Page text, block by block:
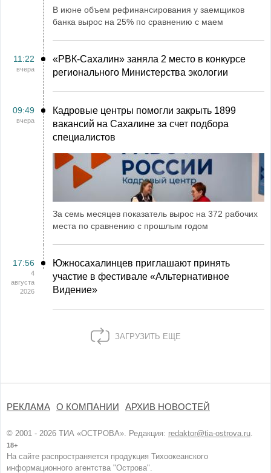
В июне объем рефинансирования у заемщиков
банка вырос на 25% по сравнению с маем
11:22
вчера
«РВК‑Сахалин» заняла 2 место в конкурсе
регионального Министерства экологии
09:49
вчера
Кадровые центры помогли закрыть 1899
вакансий на Сахалине за счет подбора
специалистов
За семь месяцев показатель вырос на 372 рабочих
места по сравнению с прошлым годом
17:56
4
августа
2026
Южносахалинцев приглашают принять
участие в фестивале «Альтернативное
Видение»
ЗАГРУЗИТЬ ЕЩЕ
РЕКЛАМА О КОМПАНИИ АРХИВ НОВОСТЕЙ
© 2001 - 2026 ТИА «ОСТРОВА». Редакция: redaktor@tia-ostrova.ru.
18+
На сайте распространяется продукция Тихоокеанского
информационного агентства "Острова".